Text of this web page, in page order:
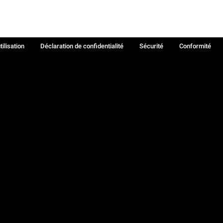
Déclaration de confidentialité Sécurité
Conformité